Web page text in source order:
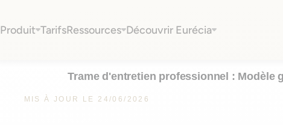
Produit TarifsRessources Découvrir Eurécia
Trame d'entretien professionnel : Modèle
MIS À JOUR LE 24/06/2026